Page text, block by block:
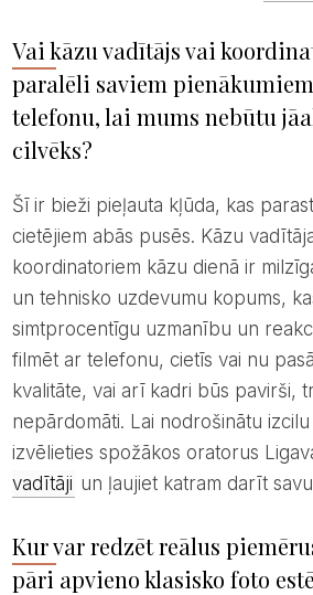
Vai kāzu vadītājs vai
paralēli saviem
telefonu, lai mums nebūtu
cilvēks?
Šī ir bieži pieļauta kļūda, kas parasti rezultējas ar
cietējiem abās pusēs. Kāzu
koordinatoriem kāzu dienā ir
un tehnisko uzdevumu kopums,
simtprocentīgu uzmanību un
filmēt ar telefonu, cietīs vai nu
kvalitāte, vai arī kadri būs pavirši,
nepārdomāti. Lai nodrošinātu
izvēlieties spožākos oratorus
vadītāji un ļaujiet katram darīt
Kur var redzēt reālus
pāri apvieno klasisko foto